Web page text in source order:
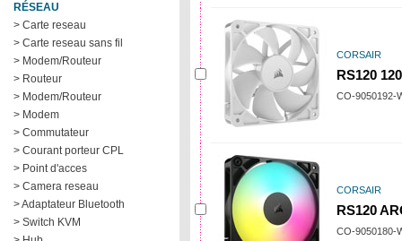
RÉSEAU
> Carte reseau
> Carte reseau sans fil
> Modem/Routeur
> Routeur
> Modem/Routeur
> Modem
> Commutateur
> Courant porteur CPL
> Point d'acces
> Camera reseau
> Adaptateur Bluetooth
> Switch KVM
CORSAIR
RS120
CO-9050192-
CORSAIR
RS120
CO-9050180-